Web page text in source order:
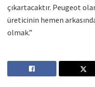
çıkartacaktır. Peugeot
üreticinin hemen
olmak.”